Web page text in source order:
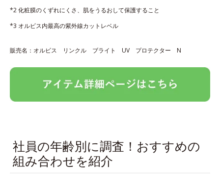
*2 化粧膜のくずれにくさ、肌をうるおして保護すること
*3 オルビス内最高の紫外線カットレベル
販売名：オルビス リンクル ブライト UV プロテクター N
社員の年齢別に調査！おすすめの
組み合わせを紹介